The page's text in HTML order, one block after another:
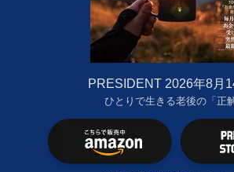
PRESIDENT 2026年8月
ひとりで生きる老後の「正解